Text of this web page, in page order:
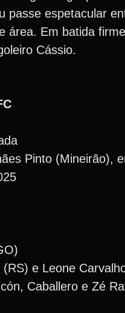
passe espetacular
área. Em batida
Cássio.
Pinto (Mineirão),
e Leone
Caballero e Zé